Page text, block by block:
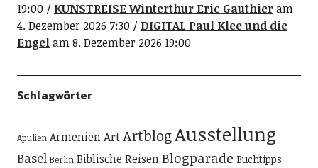
19:00
KUNSTREISE Winterthur Eric Gauthieram
4. Dezember 2026 7:30
DIGITAL Paul Klee und die
Engelam 8. Dezember 2026 19:00
Schlagwörter
Apulien ArmenienArtArtblogAusstellung
Basel Berlin Biblische ReisenBlogparade Buchtipps